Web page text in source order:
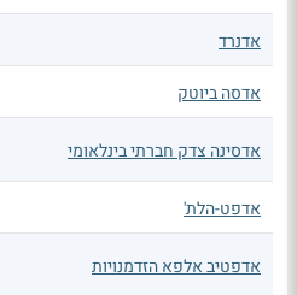
אדנרד
אדסה ביוטק
אדסינה צדק חברתי בינלאומי
אדפט-הלת'
אדפטיב אלפא הזדמנויות